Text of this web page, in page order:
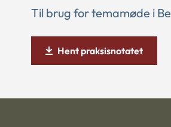
Til brug for temamøde i
Hent praksisnotatet